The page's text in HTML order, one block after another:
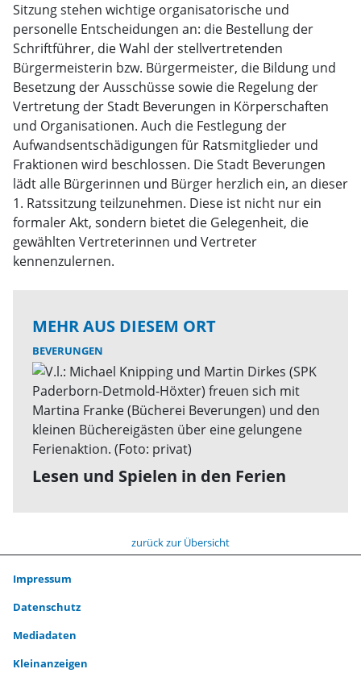
Sitzung stehen wichtige organisatorische und
personelle Entscheidungen an: die Bestellung der
Schriftführer, die Wahl der stellvertretenden
Bürgermeisterin bzw. Bürgermeister, die Bildung und
Besetzung der Ausschüsse sowie die Regelung der
Vertretung der Stadt Beverungen in Körperschaften
und Organisationen. Auch die Festlegung der
Aufwandsentschädigungen für Ratsmitglieder und
Fraktionen wird beschlossen. Die Stadt Beverungen
lädt alle Bürgerinnen und Bürger herzlich ein, an dieser
1. Ratssitzung teilzunehmen. Diese ist nicht nur ein
formaler Akt, sondern bietet die Gelegenheit, die
gewählten Vertreterinnen und Vertreter
kennenzulernen.
MEHR AUS DIESEM ORT
BEVERUNGEN
Lesen und Spielen in den Ferien
zurück zur Übersicht
Impressum
Datenschutz
Mediadaten
Kleinanzeigen